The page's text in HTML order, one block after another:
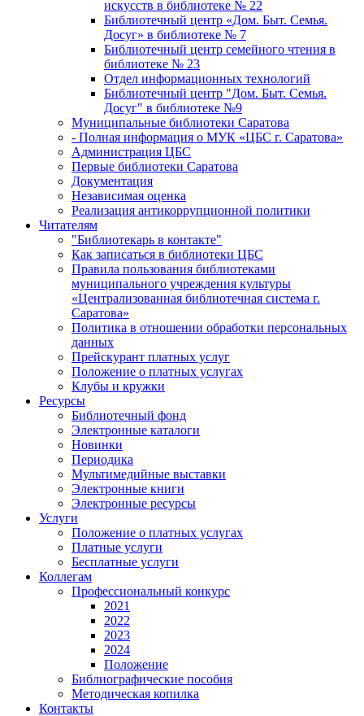
искусств в библиотеке № 22
Библиотечный центр «Дом. Быт. Семья.
Досуг» в библиотеке № 7
Библиотечный центр семейного чтения в
библиотеке № 23
Отдел информационных технологий
Библиотечный центр "Дом. Быт. Семья.
Досуг" в библиотеке №9
Муниципальные библиотеки Саратова
- Полная информация о МУК «ЦБС г. Саратова»
Администрация ЦБС
Первые библиотеки Саратова
Документация
Независимая оценка
Реализация антикоррупционной политики
Читателям
"Библиотекарь в контакте"
Как записаться в библиотеки ЦБС
Правила пользования библиотеками
муниципального учреждения культуры
«Централизованная библиотечная система г.
Саратова»
Политика в отношении обработки персональных
данных
Прейскурант платных услуг
Положение о платных услугах
Клубы и кружки
Ресурсы
Библиотечный фонд
Электронные каталоги
Новинки
Периодика
Мультимедийные выставки
Электронные книги
Электронные ресурсы
Услуги
Положение о платных услугах
Платные услуги
Бесплатные услуги
Коллегам
Профессиональный конкурс
2021
2022
2023
2024
Положение
Библиографические пособия
Методическая копилка
Контакты